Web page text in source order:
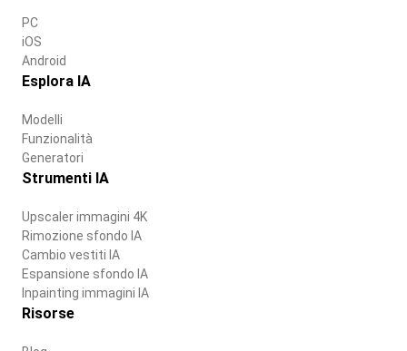
PC
iOS
Android
Esplora IA
Modelli
Funzionalità
Generatori
Strumenti IA
Upscaler immagini 4K
Rimozione sfondo IA
Cambio vestiti IA
Espansione sfondo IA
Inpainting immagini IA
Risorse